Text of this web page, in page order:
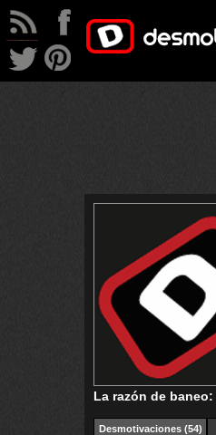
La razón de baneo:
Desmotivaciones(54)